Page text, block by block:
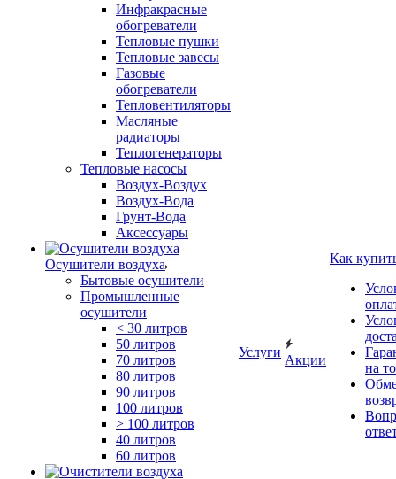
Инфракрасные
обогреватели
Тепловые пушки
Тепловые завесы
Газовые
обогреватели
Тепловентиляторы
Масляные
радиаторы
Теплогенераторы
Тепловые насосы
Воздух-Воздух
Воздух-Вода
Грунт-Вода
Аксессуары
Осушители воздуха
Бытовые осушители
Промышленные
осушители
< 30 литров
50 литров
70 литров
80 литров
90 литров
100 литров
> 100 литров
40 литров
60 литров
Услуги
Акции
Как
на